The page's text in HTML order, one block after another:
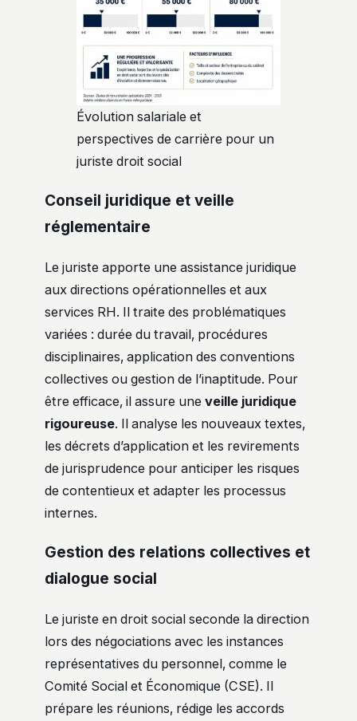
Évolution salariale et
perspectives de carrière pour un
juriste droit social
Conseil juridique et veille
réglementaire
Le juriste apporte une assistance juridique
aux directions opérationnelles et aux
services RH. Il traite des problématiques
variées : durée du travail, procédures
disciplinaires, application des conventions
collectives ou gestion de l’inaptitude. Pour
être efficace, il assure une veille juridique
rigoureuse. Il analyse les nouveaux textes,
les décrets d’application et les revirements
de jurisprudence pour anticiper les risques
de contentieux et adapter les processus
internes.
Gestion des relations collectives et
dialogue social
Le juriste en droit social seconde la direction
lors des négociations avec les instances
représentatives du personnel, comme le
Comité Social et Économique (CSE). Il
prépare les réunions, rédige les accords